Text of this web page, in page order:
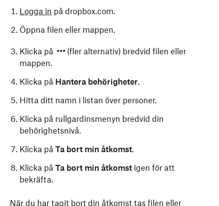
Logga in på dropbox.com.
Öppna filen eller mappen.
Klicka på
(fler alternativ) bredvid filen eller
mappen.
Klicka på Hantera behörigheter.
Hitta ditt namn i listan över personer.
Klicka på rullgardinsmenyn bredvid din
behörighetsnivå.
Klicka på Ta bort min åtkomst.
Klicka på Ta bort min åtkomst igen för att
bekräfta.
När du har tagit bort din åtkomst tas filen eller